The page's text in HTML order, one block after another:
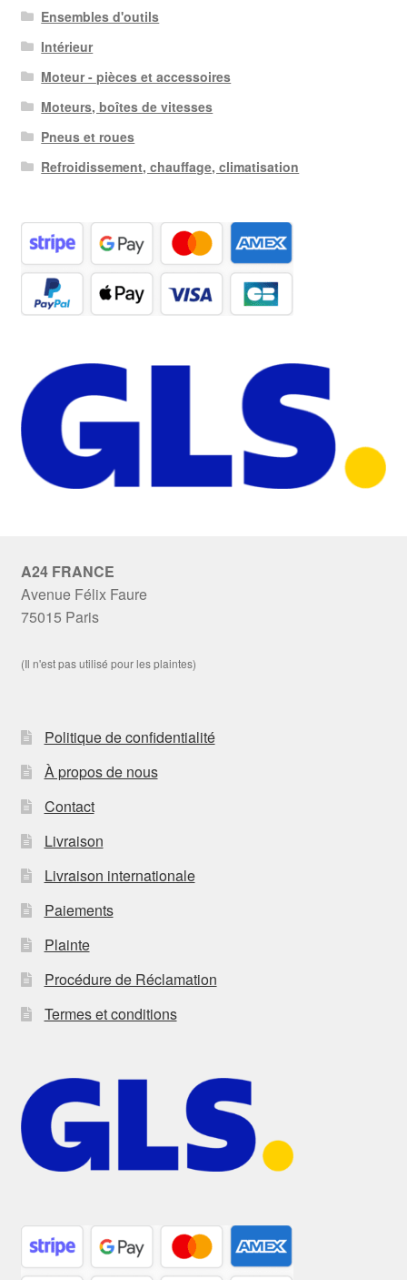
Ensembles d'outils
Intérieur
Moteur - pièces et accessoires
Moteurs, boîtes de vitesses
Pneus et roues
Refroidissement, chauffage, climatisation
A24 FRANCE
Avenue Félix Faure
75015 Paris
(Il n'est pas utilisé pour les plaintes)
Politique de confidentialité
À propos de nous
Contact
Livraison
Livraison internationale
Paiements
Plainte
Procédure de Réclamation
Termes et conditions